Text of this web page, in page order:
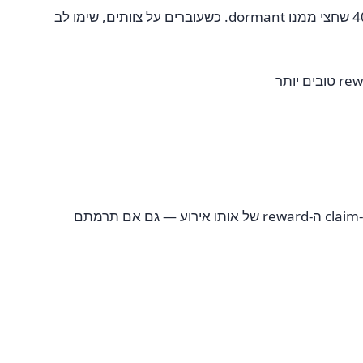
ל-Team Chest ספציפית, צוות active חשוב יותר מצוות גדול. צוות של 20 שחקנים active יומיים ינצח באופן עקבי צוות של 40 שחצי ממנו dormant. כשעוברים על צוותים, שימו לב
אפשר לעזוב צוות בכל זמן ממסך Teams. שימו לב: אם עוזבים במהלך אירוע Team Chest active, מפסידים את הזכאות ל-claim ה-reward של אותו אירוע — גם אם תרמתם